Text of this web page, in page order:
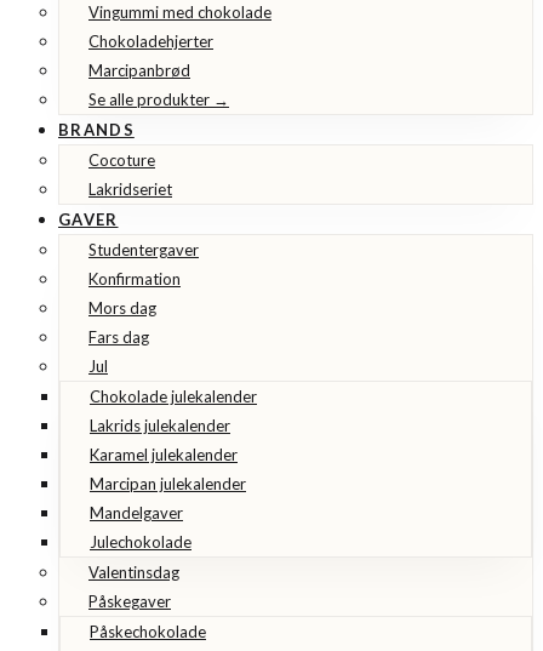
Vingummi med chokolade
Chokoladehjerter
Marcipanbrød
Se alle produkter →
BRANDS
Cocoture
Lakridseriet
GAVER
Studentergaver
Konfirmation
Mors dag
Fars dag
Jul
Chokolade julekalender
Lakrids julekalender
Karamel julekalender
Marcipan julekalender
Mandelgaver
Julechokolade
Valentinsdag
Påskegaver
Påskechokolade